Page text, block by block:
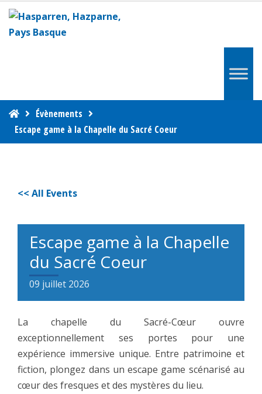
Évènements
Escape game à la Chapelle du Sacré Coeur
<< All Events
Escape game à la Chapelle
du Sacré Coeur
09 juillet 2026
La chapelle du Sacré-Cœur ouvre
exceptionnellement ses portes pour une
expérience immersive unique. Entre patrimoine et
fiction, plongez dans un escape game scénarisé au
cœur des fresques et des mystères du lieu.